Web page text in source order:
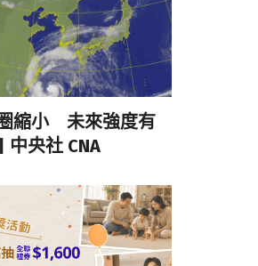
縮小 未來強度有
央社 CNA